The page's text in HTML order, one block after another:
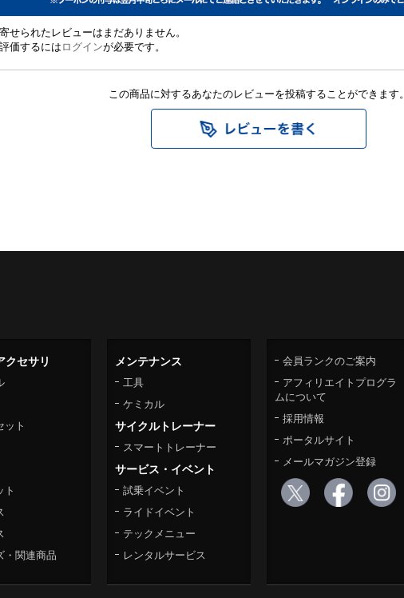
せられたレビューはまだありません。
価するにはログインが必要です。
この商品に対するあなたのレビューを投稿することができます。
クセサリ
ット
ト
・関連商品
メンテナンス
工具
ケミカル
サイクルトレーナー
スマートトレーナー
サービス・イベント
試乗イベント
ライドイベント
テックメニュー
レンタルサービス
会員ランクのご案内
アフィリエイトプログラ
ムについて
採用情報
ポータルサイト
メールマガジン登録